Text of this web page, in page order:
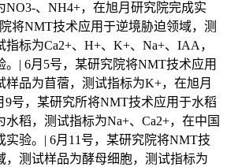
NO3-、NH4+，在旭月研究院完成实
将NMT技术应用于逆境胁迫领域，测
标为Ca2+、H+、K+、Na+、IAA，
| 6月5号，某研究院将NMT技术应用
样品为苜蓿，测试指标为K+，在旭月
9号，某研究所将NMT技术应用于水稻
稻，测试指标为Na+、Ca2+，在中国
实验。| 6月11号，某研究院将NMT技
，测试样品为酵母细胞，测试指标为